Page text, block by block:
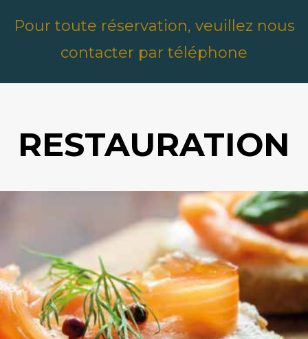
Pour toute réservation, veuillez nous
contacter par téléphone
RESTAURATION